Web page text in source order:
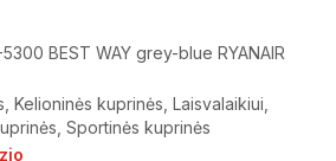
BEST WAY grey-blue RYANAIR
Kelioninės kuprinės Laisvalaikiui
Sportinės kuprinės